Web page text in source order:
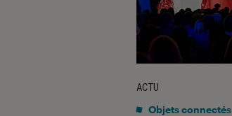
ACTU
Objets connectés